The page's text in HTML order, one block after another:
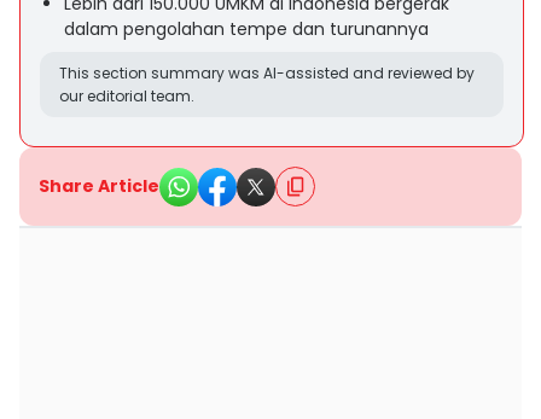
dalam pengolahan tempe dan turunannya
This section summary was AI-assisted and reviewed by
our editorial team.
Share Article